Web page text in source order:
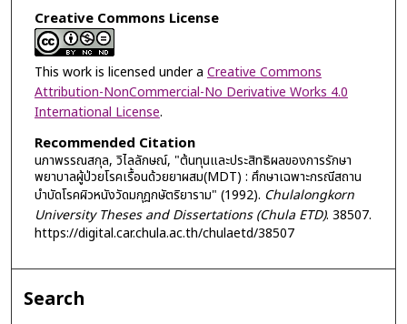
Creative Commons License
This work is licensed under a Creative Commons
Attribution-NonCommercial-No Derivative Works 4.0
International License.
Recommended Citation
นภาพรรณสกุล, วิไลลักษณ์, "ต้นทุนและประสิทธิผลของการรักษา
พยาบาลผู้ป่วยโรคเรื้อนด้วยยาผสม(MDT) : ศึกษาเฉพาะกรณีสถาน
บำบัดโรคผิวหนังวัดมกุฎกษัตริยาราม" (1992). Chulalongkorn
University Theses and Dissertations (Chula ETD). 38507.
https://digital.car.chula.ac.th/chulaetd/38507
Search